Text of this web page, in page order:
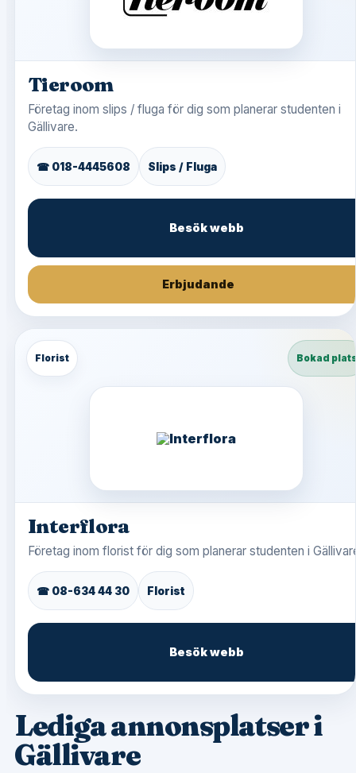
Tieroom
Företag inom slips / fluga för dig som planerar studenten i
Gällivare.
☎ 018-4445608 Slips / Fluga
Besök webb
Erbjudande
Florist Bokad
Interflora
Företag inom florist för dig som planerar studenten i
☎ 08-634 44 30 Florist
Besök webb
Lediga annonsplatser i
Gällivare